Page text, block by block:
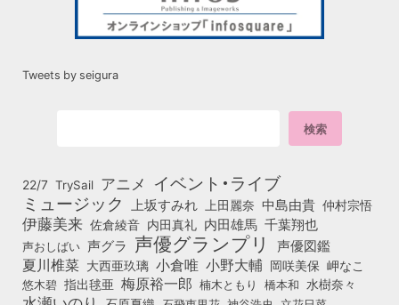
Tweets by seigura
22/7 TrySail アニメ イベント・ライブ
ミュージック 上坂すみれ 上田麗奈 中島由貴 仲村宗悟
伊藤美来 佐倉綾音 内田真礼 内田雄馬 千葉翔也
声おしばい 声グラ 声優グランプリ 声優図鑑
夏川椎菜 大西亜玖璃 小倉唯 小野大輔 岡咲美保 岬なこ
悠木碧 指出毬亜 梅原裕一郎 楠木ともり 橋本和 水樹奈々